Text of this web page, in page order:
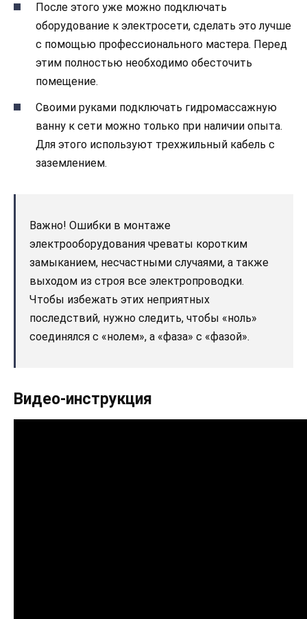
После этого уже можно подключать
оборудование к электросети, сделать это лучше
с помощью профессионального мастера. Перед
этим полностью необходимо обесточить
помещение.
Своими руками подключать гидромассажную
ванну к сети можно только при наличии опыта.
Для этого используют трехжильный кабель с
заземлением.
Важно! Ошибки в монтаже
электрооборудования чреваты коротким
замыканием, несчастными случаями, а также
выходом из строя все электропроводки.
Чтобы избежать этих неприятных
последствий, нужно следить, чтобы «ноль»
соединялся с «нолем», а «фаза» с «фазой».
Видео-инструкция